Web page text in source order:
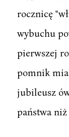
rocznicę
wybuchu
pierwszej
pomnik
jubileusz
państwa